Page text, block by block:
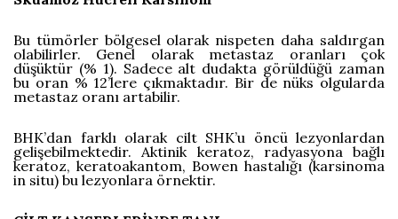
Bu tümörler bölgesel olarak nispeten daha saldırgan
olabilirler. Genel olarak metastaz oranları çok
düşüktür (% 1). Sadece alt dudakta görüldüğü zaman
bu oran % 12’lere çıkmaktadır. Bir de nüks olgularda
metastaz oranı artabilir.
BHK’dan farklı olarak cilt SHK’u öncü lezyonlardan
gelişebilmektedir. Aktinik keratoz, radyasyona bağlı
keratoz, keratoakantom, Bowen hastalığı (karsinoma
in situ) bu lezyonlara örnektir.